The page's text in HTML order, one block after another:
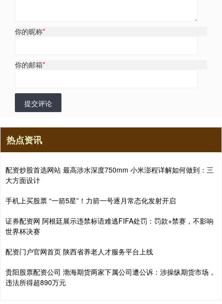
你的昵称*
你的邮箱*
提交评论
热点资讯
配资炒股首选网站 最高涉水深度750mm 小米澎程详解如何做到：三
大方面设计
手机上买股票 “一箭5星”！力箭一号逐月常态化发射开启
证券配资网 阿根廷展示违禁标语难逃FIFA处罚：罚款+禁赛，不影响
世界杯决赛
配资门户官网首页 陕西省养老人才服务平台上线
贵阳股票配资公司 渤海期货两家下属公司遭公诉：涉操纵期货市场，
违法所得超890万元